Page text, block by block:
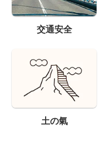
交通安全
土の氣